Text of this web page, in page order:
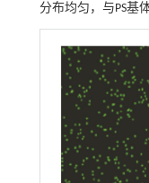
分布均匀，与PS基